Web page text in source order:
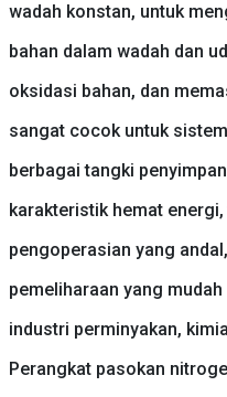
wadah konstan, untuk
bahan dalam wadah dan
oksidasi bahan, dan
sangat cocok untuk
berbagai tangki
karakteristik hemat
pengoperasian yang
pemeliharaan yang
industri perminyakan,
Perangkat pasokan